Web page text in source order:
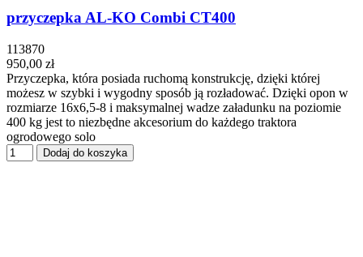
przyczepka AL-KO Combi CT400
113870
950,00 zł
Przyczepka, która posiada ruchomą konstrukcję, dzięki której
możesz w szybki i wygodny sposób ją rozładować. Dzięki opon w
rozmiarze 16x6,5-8 i maksymalnej wadze załadunku na poziomie
400 kg jest to niezbędne akcesorium do każdego traktora
ogrodowego solo
Dodaj do koszyka